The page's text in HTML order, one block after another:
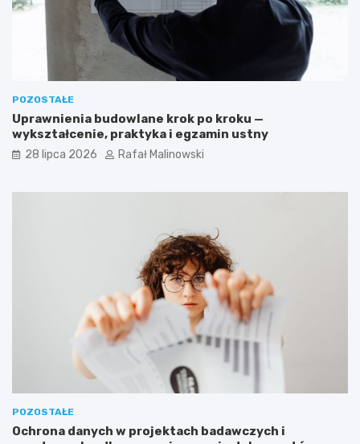
POZOSTAŁE
Uprawnienia budowlane krok po kroku —
wykształcenie, praktyka i egzamin ustny
28 lipca 2026 Rafał Malinowski
POZOSTAŁE
Ochrona danych w projektach badawczych i